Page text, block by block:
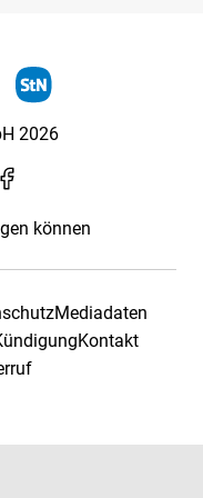
2026
können
Mediadaten
Kontakt